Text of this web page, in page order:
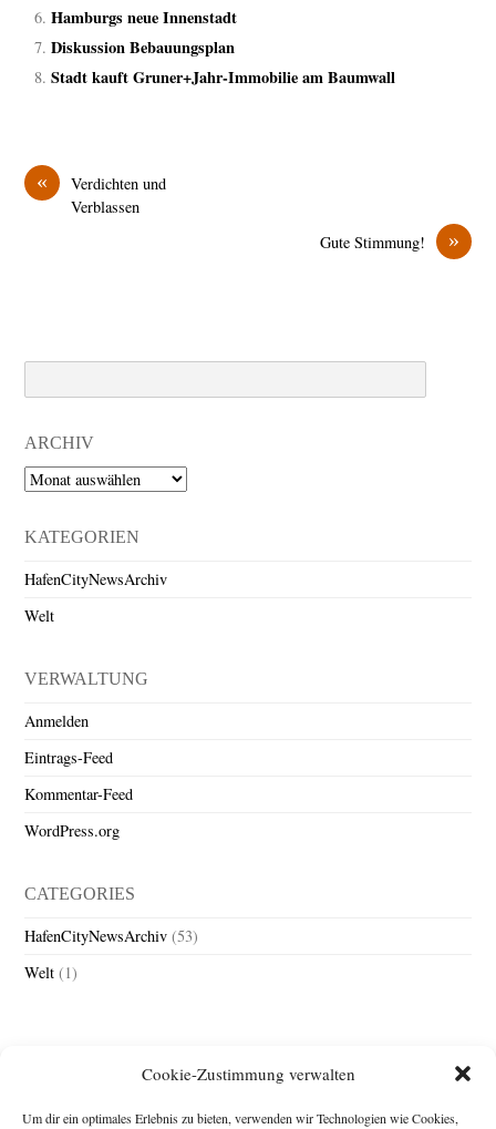
Cookie-Zustimmung verwalten
Um dir ein optimales Erlebnis zu bieten, verwenden wir Technologien wie Cookies,
Hamburgs neue Innenstadt
Diskussion Bebauungsplan
Stadt kauft Gruner+Jahr-Immobilie am Baumwall
«
Verdichten und
Verblassen
»
Gute Stimmung!
ARCHIV
Archiv
KATEGORIEN
HafenCityNewsArchiv
Welt
VERWALTUNG
Anmelden
Eintrags-Feed
Kommentar-Feed
WordPress.org
CATEGORIES
HafenCityNewsArchiv (53)
Welt (1)